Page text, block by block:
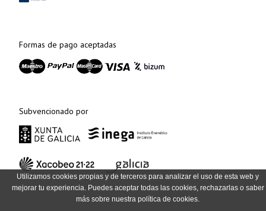
Utilizamos cookies propias y de terceros para analizar el uso de esta web y
mejorar tu experiencia. Puedes aceptar todas las cookies, rechazarlas o saber
más sobre nuestra política de cookies.
Formas de pago aceptadas
Subvencionado por